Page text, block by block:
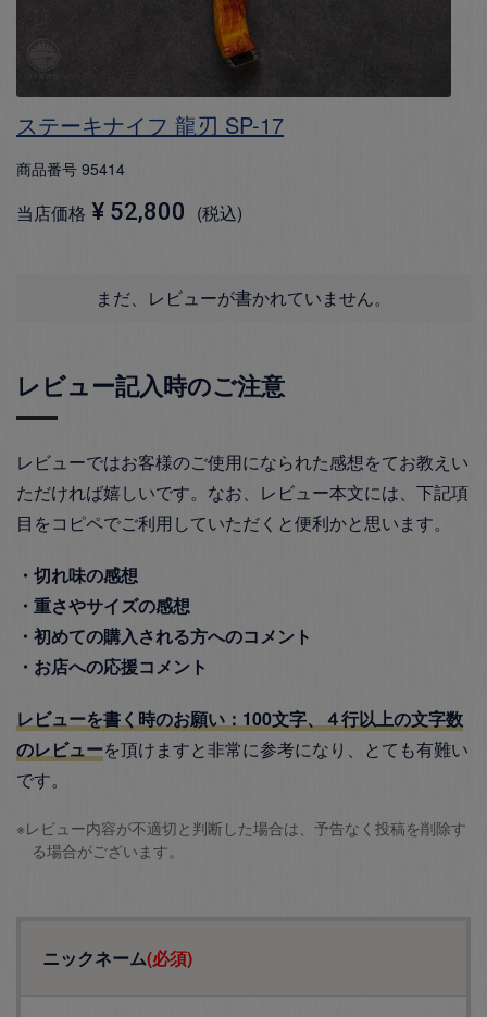
ステーキナイフ 龍刃 SP-17
商品番号 95414
当店価格 ¥ 52,800 税込
まだ、レビューが書かれていません。
レビュー記入時のご注意
レビューではお客様のご使用になられた感想をてお教えい
ただければ嬉しいです。なお、レビュー本文には、下記項
目をコピペでご利用していただくと便利かと思います。
・切れ味の感想
・重さやサイズの感想
・初めての購入される方へのコメント
・お店への応援コメント
レビューを書く時のお願い：100文字、４行以上の文字数
のレビューを頂けますと非常に参考になり、とても有難い
です。
※レビュー内容が不適切と判断した場合は、予告なく投稿を削除す
る場合がございます。
ニックネーム(必須)